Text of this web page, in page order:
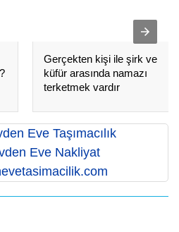
Gerçekten kişi ile şirk ve
küfür arasında namazı
terketmek vardır
Eve Taşımacılık
Eve Nakliyat